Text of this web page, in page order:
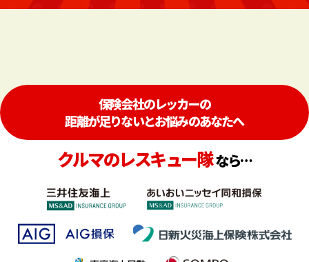
保険会社のレッカーの
距離が足りないとお悩みのあなたへ
クルマのレスキュー隊なら…